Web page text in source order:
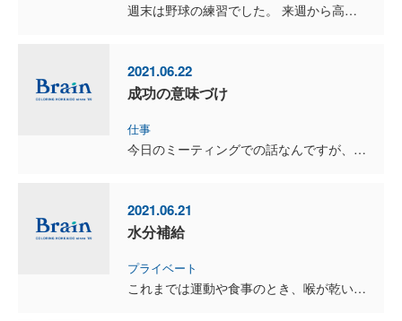
週末は野球の練習でした。 来週から高松宮賜杯が始まるので、メンバーもたくさん集まり、とても楽しい時間を共有することが出来ました。 みんな思った以上にしっかりと動けていたので、一安心です！ ...
2021.06.22
成功の意味づけ
仕事
今日のミーティングでの話なんですが、成功の意味づけ。 意味づけを変えると、感情が変わる。 感情が変わると行動が変わる。 行動が変わると欲求が変わる。 欲求が変わると人生は変わる...
2021.06.21
水分補給
プライベート
これまでは運動や食事のとき、喉が乾いたときにしか、水分は取っていませんでした。 大人だとカラダの約６０％が水分です。 だからそのベースになる水分を、積極的に取る必要がある言われれば、なるほ...